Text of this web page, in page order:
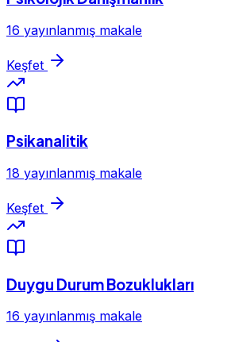
16 yayınlanmış makale
Keşfet
Psikanalitik
18 yayınlanmış makale
Keşfet
Duygu Durum Bozuklukları
16 yayınlanmış makale